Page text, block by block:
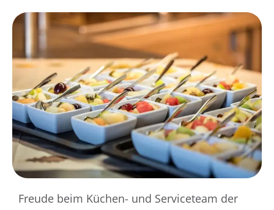
Freude beim Küchen- und Serviceteam der